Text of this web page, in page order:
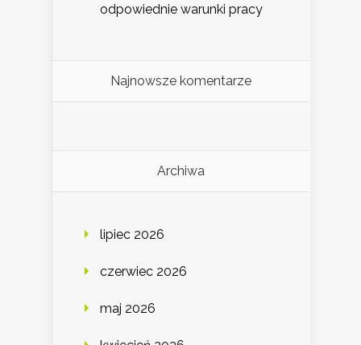
odpowiednie warunki pracy
Najnowsze komentarze
Archiwa
lipiec 2026
czerwiec 2026
maj 2026